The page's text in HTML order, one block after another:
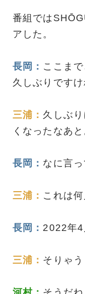
番組では
アした。
長岡： ここま
久しぶりですけ
三浦： 久しぶ
くなったなあと
長岡： なに言
三浦： これは
長岡： 2022年4
三浦： そりゃう